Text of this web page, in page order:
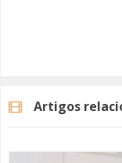
demonstra uma
Pode apresentar a sua
Artigos